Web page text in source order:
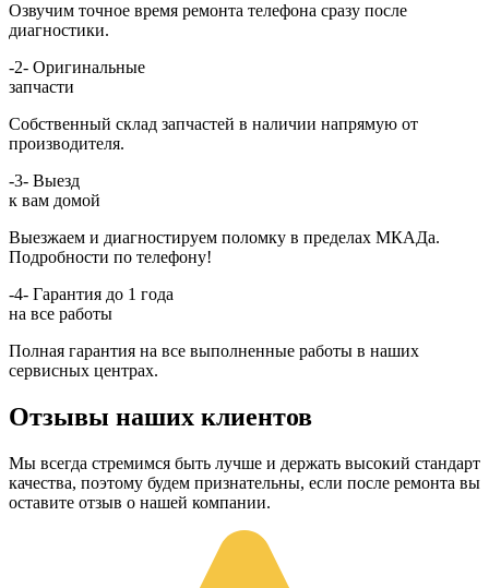
Озвучим точное время ремонта телефона сразу после
диагностики.
-2- Оригинальные
запчасти
Собственный склад запчастей в наличии напрямую от
производителя.
-3- Выезд
к вам домой
Выезжаем и диагностируем поломку в пределах МКАДа.
Подробности по телефону!
-4- Гарантия до 1 года
на все работы
Полная гарантия на все выполненные работы в наших
сервисных центрах.
Отзывы наших клиентов
Мы всегда стремимся быть лучше и держать высокий стандарт
качества, поэтому будем признательны, если после ремонта вы
оставите отзыв о нашей компании.